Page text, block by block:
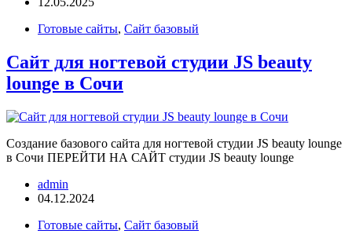
Готовые сайты, Сайт базовый
Сайт для ногтевой студии JS beauty
lounge в Сочи
Создание базового сайта для ногтевой студии JS beauty lounge
в Сочи ПЕРЕЙТИ НА САЙТ студии JS beauty lounge
admin
04.12.2024
Готовые сайты, Сайт базовый